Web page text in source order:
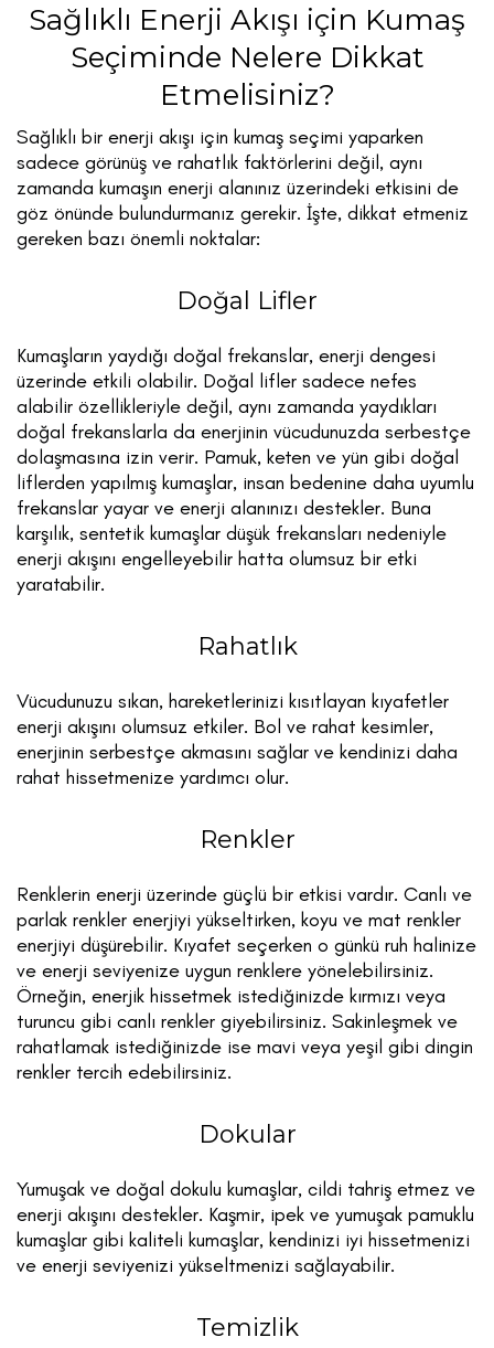
Sağlıklı Enerji Akışı için Kumaş
Seçiminde Nelere Dikkat
Etmelisiniz?
Sağlıklı bir enerji akışı için kumaş seçimi yaparken
sadece görünüş ve rahatlık faktörlerini değil, aynı
zamanda kumaşın enerji alanınız üzerindeki etkisini de
göz önünde bulundurmanız gerekir. İşte, dikkat etmeniz
gereken bazı önemli noktalar:
Doğal Lifler
Kumaşların yaydığı doğal frekanslar, enerji dengesi
üzerinde etkili olabilir. Doğal lifler sadece nefes
alabilir özellikleriyle değil, aynı zamanda yaydıkları
doğal frekanslarla da enerjinin vücudunuzda serbestçe
dolaşmasına izin verir. Pamuk, keten ve yün gibi doğal
liflerden yapılmış kumaşlar, insan bedenine daha uyumlu
frekanslar yayar ve enerji alanınızı destekler. Buna
karşılık, sentetik kumaşlar düşük frekansları nedeniyle
enerji akışını engelleyebilir hatta olumsuz bir etki
yaratabilir.
Rahatlık
Vücudunuzu sıkan, hareketlerinizi kısıtlayan kıyafetler
enerji akışını olumsuz etkiler. Bol ve rahat kesimler,
enerjinin serbestçe akmasını sağlar ve kendinizi daha
rahat hissetmenize yardımcı olur.
Renkler
Renklerin enerji üzerinde güçlü bir etkisi vardır. Canlı ve
parlak renkler enerjiyi yükseltirken, koyu ve mat renkler
enerjiyi düşürebilir. Kıyafet seçerken o günkü ruh halinize
ve enerji seviyenize uygun renklere yönelebilirsiniz.
Örneğin, enerjik hissetmek istediğinizde kırmızı veya
turuncu gibi canlı renkler giyebilirsiniz. Sakinleşmek ve
rahatlamak istediğinizde ise mavi veya yeşil gibi dingin
renkler tercih edebilirsiniz.
Dokular
Yumuşak ve doğal dokulu kumaşlar, cildi tahriş etmez ve
enerji akışını destekler. Kaşmir, ipek ve yumuşak pamuklu
kumaşlar gibi kaliteli kumaşlar, kendinizi iyi hissetmenizi
ve enerji seviyenizi yükseltmenizi sağlayabilir.
Temizlik